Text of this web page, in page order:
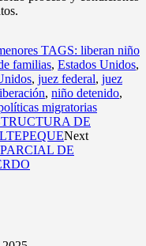
TAGS: liberan niño
familias, Estados Unidos,
, juez federal, juez
, niño detenido,
migratorias
DE
Next
DE